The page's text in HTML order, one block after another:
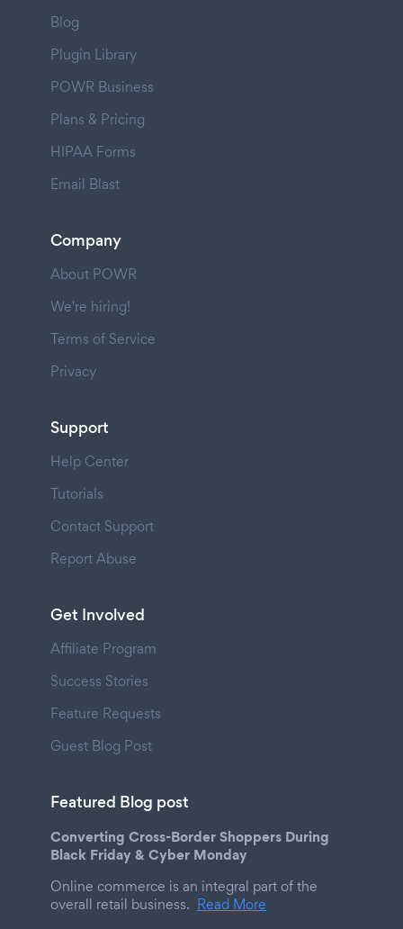
Blog
Plugin Library
POWR Business
Plans & Pricing
HIPAA Forms
Email Blast
Company
About POWR
We're hiring!
Terms of Service
Privacy
Support
Help Center
Tutorials
Contact Support
Report Abuse
Get Involved
Affiliate Program
Success Stories
Feature Requests
Guest Blog Post
Featured Blog post
Converting Cross-Border Shoppers During
Black Friday & Cyber Monday
Online commerce is an integral part of the
overall retail business. Read More